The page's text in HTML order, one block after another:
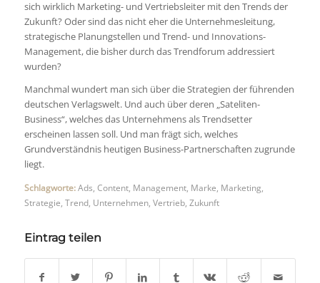
sich wirklich Marketing- und Vertriebsleiter mit den Trends der
Zukunft? Oder sind das nicht eher die Unternehmesleitung,
strategische Planungstellen und Trend- und Innovations-
Management, die bisher durch das Trendforum addressiert
wurden?
Manchmal wundert man sich über die Strategien der führenden
deutschen Verlagswelt. Und auch über deren „Sateliten-
Business“, welches das Unternehmens als Trendsetter
erscheinen lassen soll. Und man frägt sich, welches
Grundverständnis heutigen Business-Partnerschaften zugrunde
liegt.
Schlagworte: Ads Content, Management, Marke Marketing
Strategie Trend, Unternehmen, Vertrieb, Zukunft
Eintrag teilen